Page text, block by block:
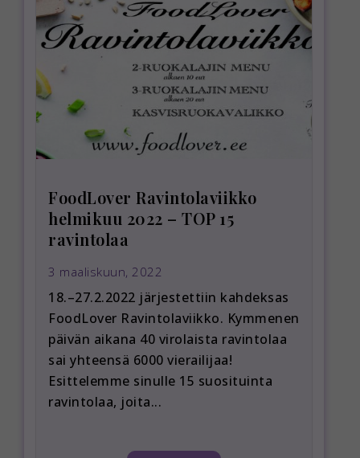
FoodLover Ravintolaviikko
helmikuu 2022 – TOP 15
ravintolaa
3 maaliskuun, 2022
18.–27.2.2022 järjestettiin kahdeksas
FoodLover Ravintolaviikko. Kymmenen
päivän aikana 40 virolaista ravintolaa
sai yhteensä 6000 vierailijaa!
Esittelemme sinulle 15 suosituinta
ravintolaa, joita...